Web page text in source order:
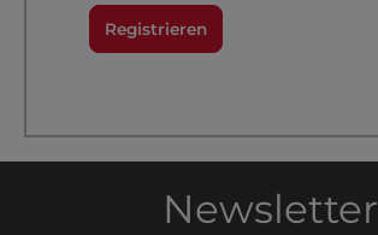
Registrieren
Newsletter